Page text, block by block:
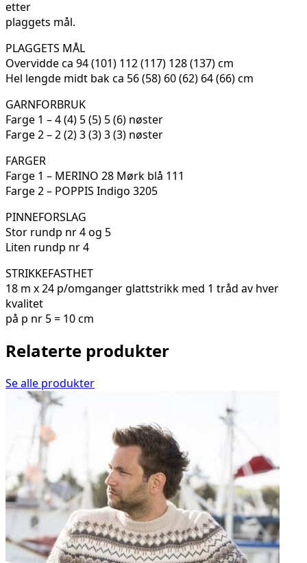
etter
plaggets mål.
PLAGGETS MÅL
Overvidde ca 94 (101) 112 (117) 128 (137) cm
Hel lengde midt bak ca 56 (58) 60 (62) 64 (66) cm
GARNFORBRUK
Farge 1 – 4 (4) 5 (5) 5 (6) nøster
Farge 2 – 2 (2) 3 (3) 3 (3) nøster
FARGER
Farge 1 – MERINO 28 Mørk blå 111
Farge 2 – POPPIS Indigo 3205
PINNEFORSLAG
Stor rundp nr 4 og 5
Liten rundp nr 4
STRIKKEFASTHET
18 m x 24 p/omganger glattstrikk med 1 tråd av hver
kvalitet
på p nr 5 = 10 cm
Relaterte produkter
Se alle produkter